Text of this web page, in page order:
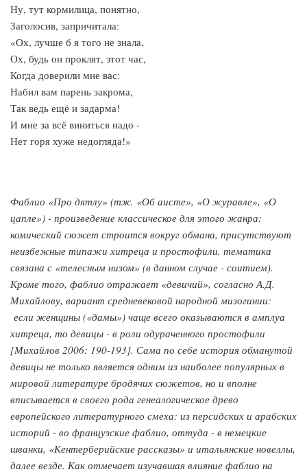
Ну, тут кормилица, понятно,
Заголосив, запричитала:
«Ох, лучше б я того не знала,
Ох, будь он проклят, этот час,
Когда доверили мне вас:
Набил вам парень закрома,
Так ведь ещё и задарма!
И мне за всё виниться надо -
Нет горя хуже недогляда!»
Фаблио «Про дятлу» (тж. «Об аисте», «О журавле», «О
цапле») - произведение классическое для этого жанра:
комический сюжет строится вокруг обмана, присутствуют
неизбежные типажи хитреца и простофили, тематика
связана с «телесным низом» (в данном случае - соитием).
Кроме того, фаблио отражает «девичий», согласно А.Д.
Михайлову, вариант средневековой народной мизогинии:
если женщины («дамы») чаще всего оказываются в амплуа
хитреца, то девицы - в роли одураченного простофили
[Михайлов 2006: 190-193]. Сама по себе история обманутой
девицы не только является одним из наиболее популярных в
мировой литературе бродячих сюжетов, но и вполне
вписывается в своего рода генеалогическое древо
европейского литературного смеха: из персидских и арабских
историй - во французские фаблио, оттуда - в немецкие
шванки, «Кентерберийские рассказы» и итальянские новеллы,
далее везде. Как отмечает изучавшая влияние фаблио на